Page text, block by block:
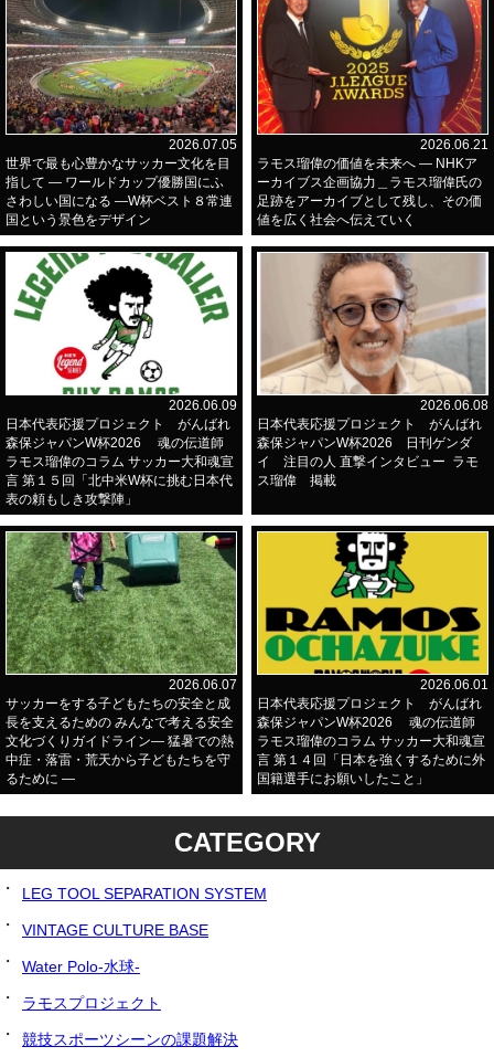
2026.07.05
世界で最も心豊かなサッカー文化を目
指して ― ワールドカップ優勝国にふ
さわしい国になる ―W杯ベスト８常連
国という景色をデザイン
2026.06.21
ラモス瑠偉の価値を未来へ ― NHKア
ーカイブス企画協力＿ラモス瑠偉氏の
足跡をアーカイブとして残し、その価
値を広く社会へ伝えていく
2026.06.09
日本代表応援プロジェクト がんばれ
森保ジャパンW杯2026 魂の伝道師
ラモス瑠偉のコラム サッカー大和魂宣
言 第１５回「北中米W杯に挑む日本代
表の頼もしき攻撃陣」
2026.06.08
日本代表応援プロジェクト がんばれ
森保ジャパンW杯2026 日刊ゲンダ
イ 注目の人 直撃インタビュー ラモ
ス瑠偉 掲載
2026.06.07
サッカーをする子どもたちの安全と成
長を支えるための みんなで考える安全
文化づくりガイドライン― 猛暑での熱
中症・落雷・荒天から子どもたちを守
るために ―
2026.06.01
日本代表応援プロジェクト がんばれ
森保ジャパンW杯2026 魂の伝道師
ラモス瑠偉のコラム サッカー大和魂宣
言 第１４回「日本を強くするために外
国籍選手にお願いしたこと」
CATEGORY
LEG TOOL SEPARATION SYSTEM
VINTAGE CULTURE BASE
Water Polo-水球-
ラモスプロジェクト
競技スポーツシーンの課題解決